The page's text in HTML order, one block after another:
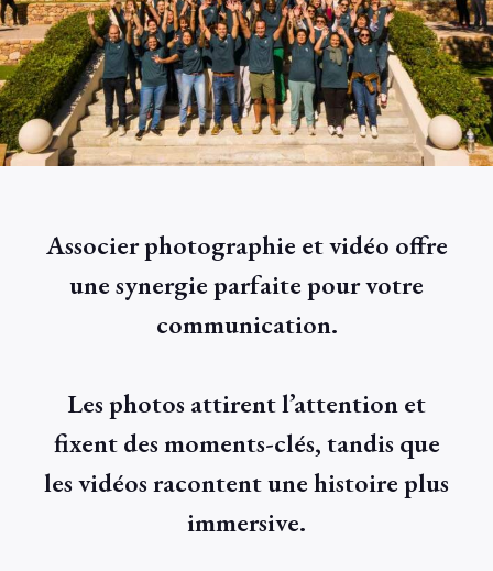
Associer photographie et vidéo offre
une synergie parfaite pour votre
communication.
Les photos attirent l’attention et
fixent des moments-clés, tandis que
les vidéos racontent une histoire plus
immersive.